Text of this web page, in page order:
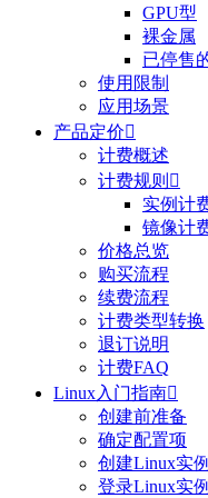
GPU型
裸金属
已停售
使用限制
应用场景
产品定价
计费概述
计费规则 
实例计
镜像计
价格总览
购买流程
续费流程
计费类型转换
退订说明
计费FAQ
Linux入门指南
创建前准备
确定配置项
创建Linux实例
登录Linux实例